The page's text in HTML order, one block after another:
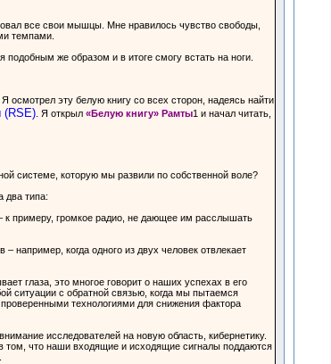
все свои мышцы. Мне нравилось чувство свободы,
темпами.
же образом и в итоге смогу встать на ноги.
осмотрел эту белую книгу со всех сторон, надеясь найти
(RSE). Я открыл «Белую книгу» Рамты1 и начал читать,
системе, которую мы развили по собственной воле?
два типа:
к примеру, громкое радио, не дающее им расслышать
например, когда одного из двух человек отвлекает
глаза, это многое говорит о наших успехах в его
ситуации с обратной связью, когда мы пытаемся
технологиями для снижения фактора
исследователей на новую область, кибернетику.
что наши входящие и исходящие сигналы поддаются